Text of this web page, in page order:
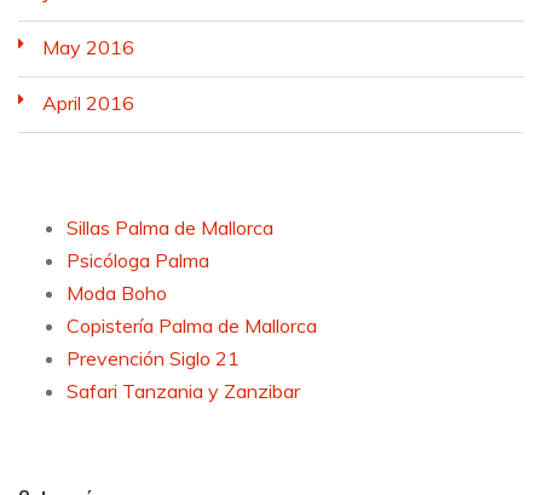
May 2016
April 2016
Sillas Palma de Mallorca
Psicóloga Palma
Moda Boho
Copistería Palma de Mallorca
Prevención Siglo 21
Safari Tanzania y Zanzibar